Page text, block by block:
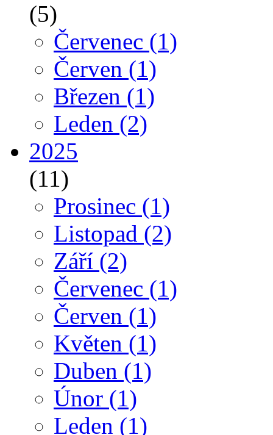
(5)
Červenec (1)
Červen (1)
Březen (1)
Leden (2)
2025
(11)
Prosinec (1)
Listopad (2)
Září (2)
Červenec (1)
Červen (1)
Květen (1)
Duben (1)
Únor (1)
Leden (1)